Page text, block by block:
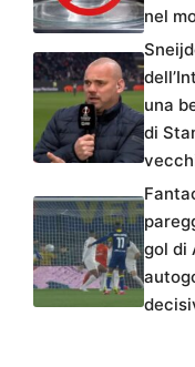
nel
una
di
gol di